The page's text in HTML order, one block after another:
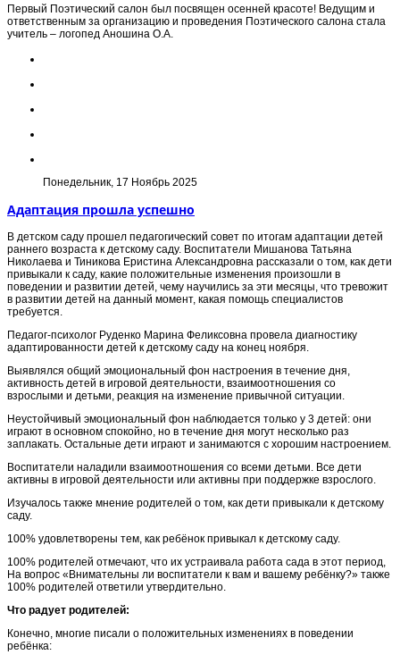
Первый Поэтический салон был посвящен осенней красоте! Ведущим и
ответственным за организацию и проведения Поэтического салона стала
учитель – логопед Аношина О.А.
Понедельник, 17 Ноябрь 2025
Адаптация прошла успешно
В детском саду прошел педагогический совет по итогам адаптации детей
раннего возраста к детскому саду. Воспитатели Мишанова Татьяна
Николаева и Тиникова Еристина Александровна рассказали о том, как дети
привыкали к саду, какие положительные изменения произошли в
поведении и развитии детей, чему научились за эти месяцы, что тревожит
в развитии детей на данный момент, какая помощь специалистов
требуется.
Педагог-психолог Руденко Марина Феликсовна провела диагностику
адаптированности детей к детскому саду на конец ноября.
Выявлялся общий эмоциональный фон настроения в течение дня,
активность детей в игровой деятельности, взаимоотношения со
взрослыми и детьми, реакция на изменение привычной ситуации.
Неустойчивый эмоциональный фон наблюдается только у 3 детей: они
играют в основном спокойно, но в течение дня могут несколько раз
заплакать. Остальные дети играют и занимаются с хорошим настроением.
Воспитатели наладили взаимоотношения со всеми детьми. Все дети
активны в игровой деятельности или активны при поддержке взрослого.
Изучалось также мнение родителей о том, как дети привыкали к детскому
саду.
100% удовлетворены тем, как ребёнок привыкал к детскому саду.
100% родителей отмечают, что их устраивала работа сада в этот период,
На вопрос «Внимательны ли воспитатели к вам и вашему ребёнку?» также
100% родителей ответили утвердительно.
Что радует родителей:
Конечно, многие писали о положительных изменениях в поведении
ребёнка: